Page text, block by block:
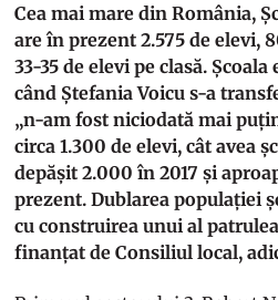
Cea mai mare din România,
are în prezent 2.575 de elevi,
33-35 de elevi pe clasă.
când Ștefania Voicu s-a
„n-am fost niciodată mai
circa 1.300 de elevi, cât avea
depășit 2.000 în 2017 și
prezent. Dublarea populației
cu construirea unui al
finanțat de Consiliul local,